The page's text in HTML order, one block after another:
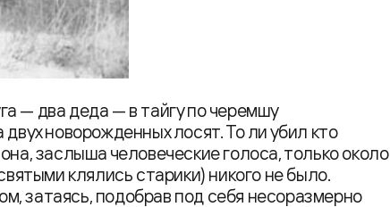
— два деда — в тайгу по черемшу
новорожденных лосят. То ли убил кто
заслыша человеческие голоса, только около
клялись старики) никого не было.
затаясь, подобрав под себя несоразмерно